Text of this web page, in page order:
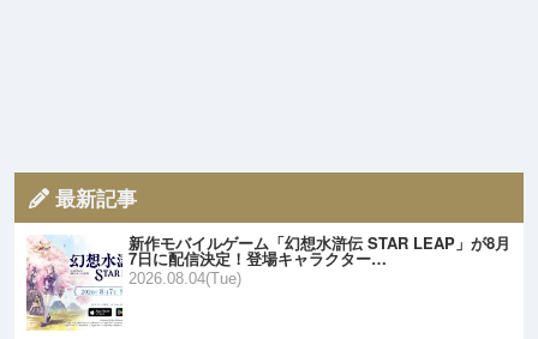
最新記事
新作モバイルゲーム「幻想水滸伝 STAR LEAP」が8月
7日に配信決定！登場キャラクター…
2026.08.04(Tue)